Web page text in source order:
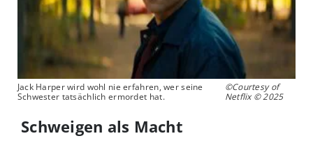
Jack Harper wird wohl nie erfahren, wer seine
Schwester tatsächlich ermordet hat.
©Courtesy of
Netflix © 2025
Schweigen als Macht